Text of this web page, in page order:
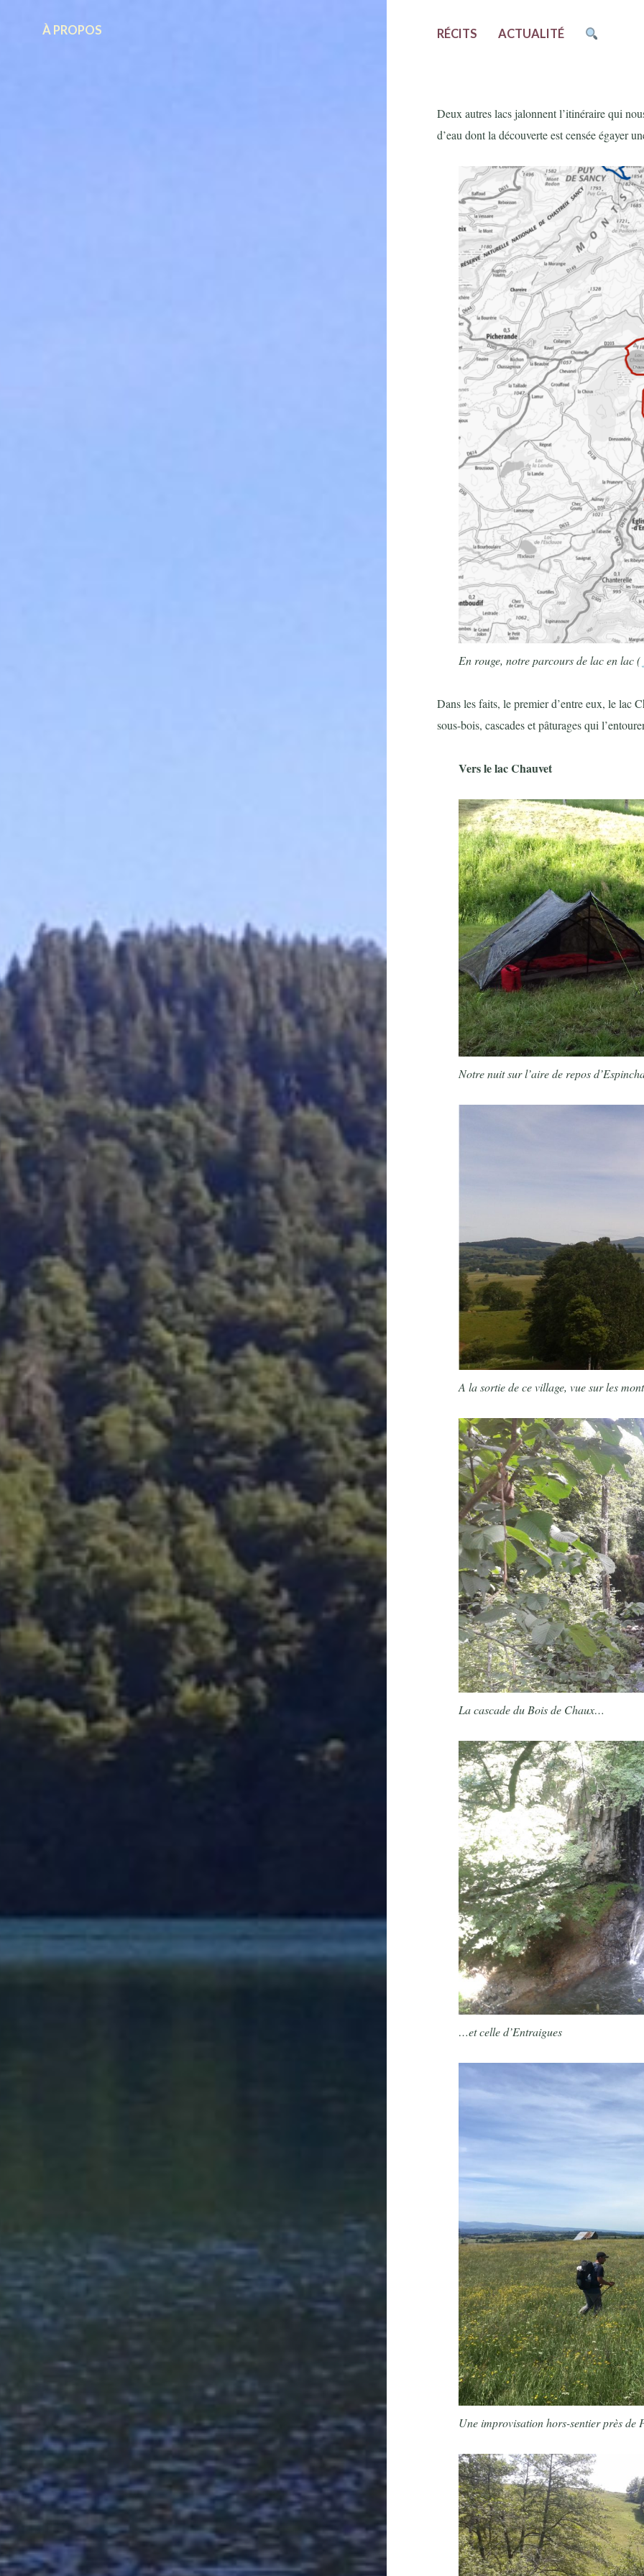
À PROPOS RÉCITS ACTUALITÉ
Deux autres lacs jalonnent l’itinéraire qui
d’eau dont la découverte est censée égayer
En rouge, notre parcours de lac en lac (
Dans les faits, le premier d’entre eux, le lac
sous-bois, cascades et pâturages qui
Vers le lac Chauvet
Notre nuit sur l’aire de repos
A la sortie de ce village, vue sur les
La cascade du Bois de Chaux…
…et celle d’Entraigues
Une improvisation hors-sentier près de